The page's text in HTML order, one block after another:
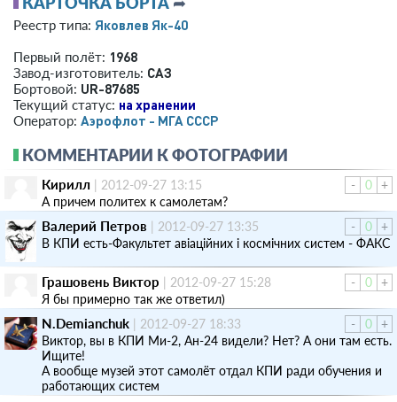
Реестр типа: Яковлев Як-40
Первый полёт: 1968
Завод-изготовитель: САЗ
Бортовой: UR-87685
Текущий статус: на хранении
Оператор: Аэрофлот - МГА СССР
КОММЕНТАРИИ К ФОТОГРАФИИ
- 0 +
Кирилл | 2012-09-27 13:15
А причем политех к самолетам?
-
0 +
Валерий Петров | 2012-09-27 13:35
В КПИ есть-Факультет авiацiйних i космiчних систем - ФАКС
- 0 +
Грашовень Виктор | 2012-09-27 15:28
Я бы примерно так же ответил)
-
0 +
N.Demianchuk | 2012-09-27 18:33
Виктор, вы в КПИ Ми-2, Ан-24 видели? Нет? А они там есть.
Ищите!
А вообще музей этот самолёт отдал КПИ ради обучения и
работающих систем